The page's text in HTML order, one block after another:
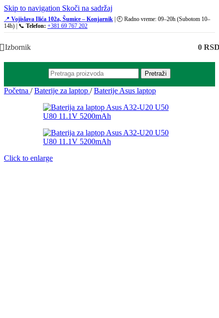
Skip to navigation Skoči na sadržaj
📍 Vojislava Ilića 102a, Šumice – Konjarnik | 🕘 Radno vreme: 09–20h (Subotom 10–
14h) | 📞 Telefon: +381 69 767 202
Izbornik 0
Pretraži
Početna / Baterije za laptop / Baterije Asus laptop
Click to enlarge